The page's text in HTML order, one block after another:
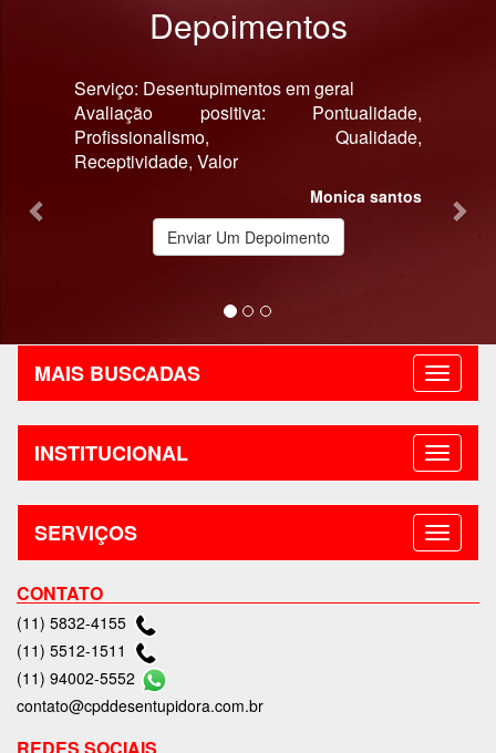
Depoimentos
Serviço: Desentupimentos em geral
Avaliação positiva: Pontualidade,
Profissionalismo, Qualidade,
Receptividade, Valor
Monica santos
Enviar Um Depoimento
MAIS BUSCADAS
INSTITUCIONAL
SERVIÇOS
CONTATO
(11) 5832-4155
(11) 5512-1511
(11) 94002-5552
contato@cpddesentupidora.com.br